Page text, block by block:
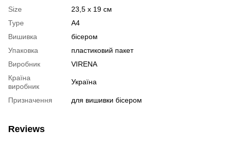
Size
23,5 х 19 см
Type
А4
Вишивка
бісером
Упаковка
пластиковий пакет
Виробник
VIRENA
Країна
виробник
Україна
Призначення для вишивки бісером
Reviews